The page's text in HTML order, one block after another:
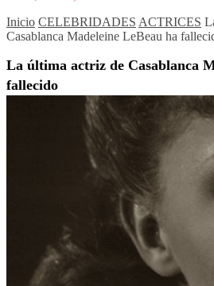
Inicio CELEBRIDADES ACTRICES
Casablanca Madeleine LeBeau ha
La última actriz de Casablanca
fallecido